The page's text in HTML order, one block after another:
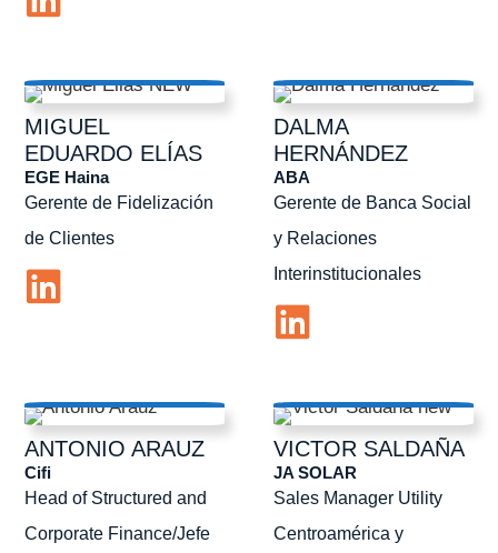
MIGUEL
EDUARDO ELÍAS
Gerente de Fidelización
de Clientes
EGE Haina
DALMA
HERNÁNDEZ
Gerente de Banca Social
y Relaciones
Interinstitucionales
ABA
ANTONIO ARAUZ
Head of Structured and
Corporate Finance/Jefe
Cifi
VICTOR SALDAÑA
Sales Manager Utility
Centroamérica y
JA SOLAR